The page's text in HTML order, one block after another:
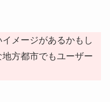
メージがあるかもし
方都市でもユーザー